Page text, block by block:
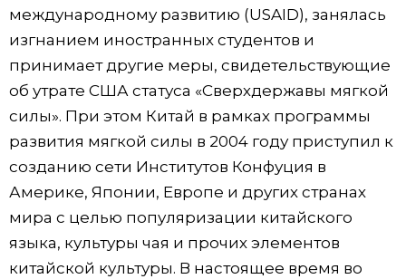
международному развитию (USAID), занялась
изгнанием иностранных студентов и
принимает другие меры, свидетельствующие
об утрате США статуса «Сверхдержавы мягкой
силы». При этом Китай в рамках программы
развития мягкой силы в 2004 году приступил к
созданию сети Институтов Конфуция в
Америке, Японии, Европе и других странах
мира с целью популяризации китайского
языка, культуры чая и прочих элементов
китайской культуры. В настоящее время во